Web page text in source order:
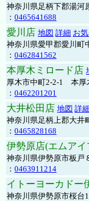
神奈川県足柄下郡湯河
： 0465641688
愛川店 地図 詳細 お
神奈川県愛甲郡愛川町
： 0462841562
本厚木ミロード店
厚木市中町2-2-1 本
： 0462201201
大井松田店 地図 詳細
神奈川県足柄上郡大井
： 0465828168
伊勢原店(エムアイ
神奈川県伊勢原市板戸
： 0463911214
イトーヨーカドー
神奈川県伊勢原市桜